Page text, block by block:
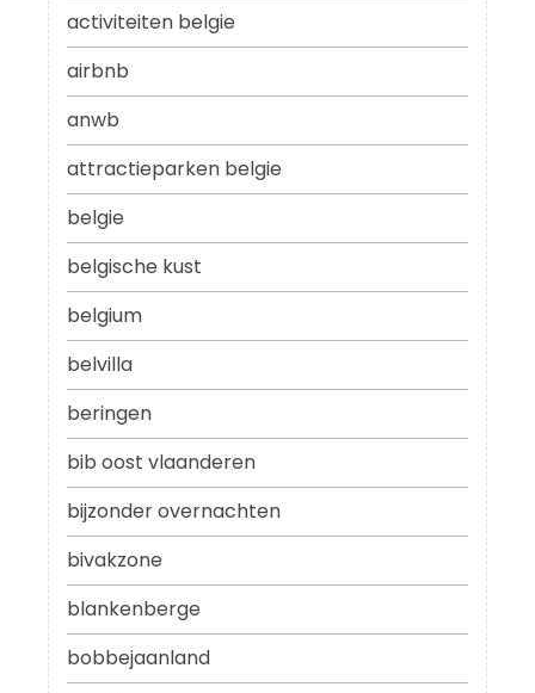
activiteiten belgie
airbnb
anwb
attractieparken belgie
belgie
belgische kust
belgium
belvilla
beringen
bib oost vlaanderen
bijzonder overnachten
bivakzone
blankenberge
bobbejaanland